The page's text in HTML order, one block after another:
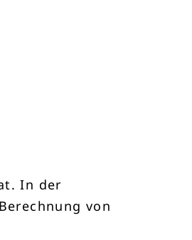
In der
von